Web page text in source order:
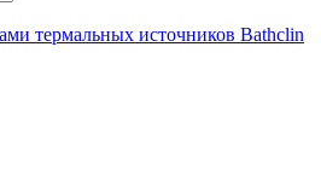
термальных источников Bathclin